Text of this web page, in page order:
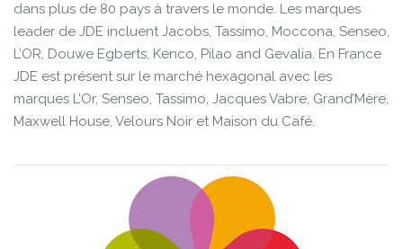
dans plus de 80 pays à travers le monde. Les marques
leader de JDE incluent Jacobs, Tassimo, Moccona, Senseo,
L’OR, Douwe Egberts, Kenco, Pilao and Gevalia. En France
JDE est présent sur le marché hexagonal avec les
marques L’Or, Senseo, Tassimo, Jacques Vabre, Grand’Mère,
Maxwell House, Velours Noir et Maison du Café.